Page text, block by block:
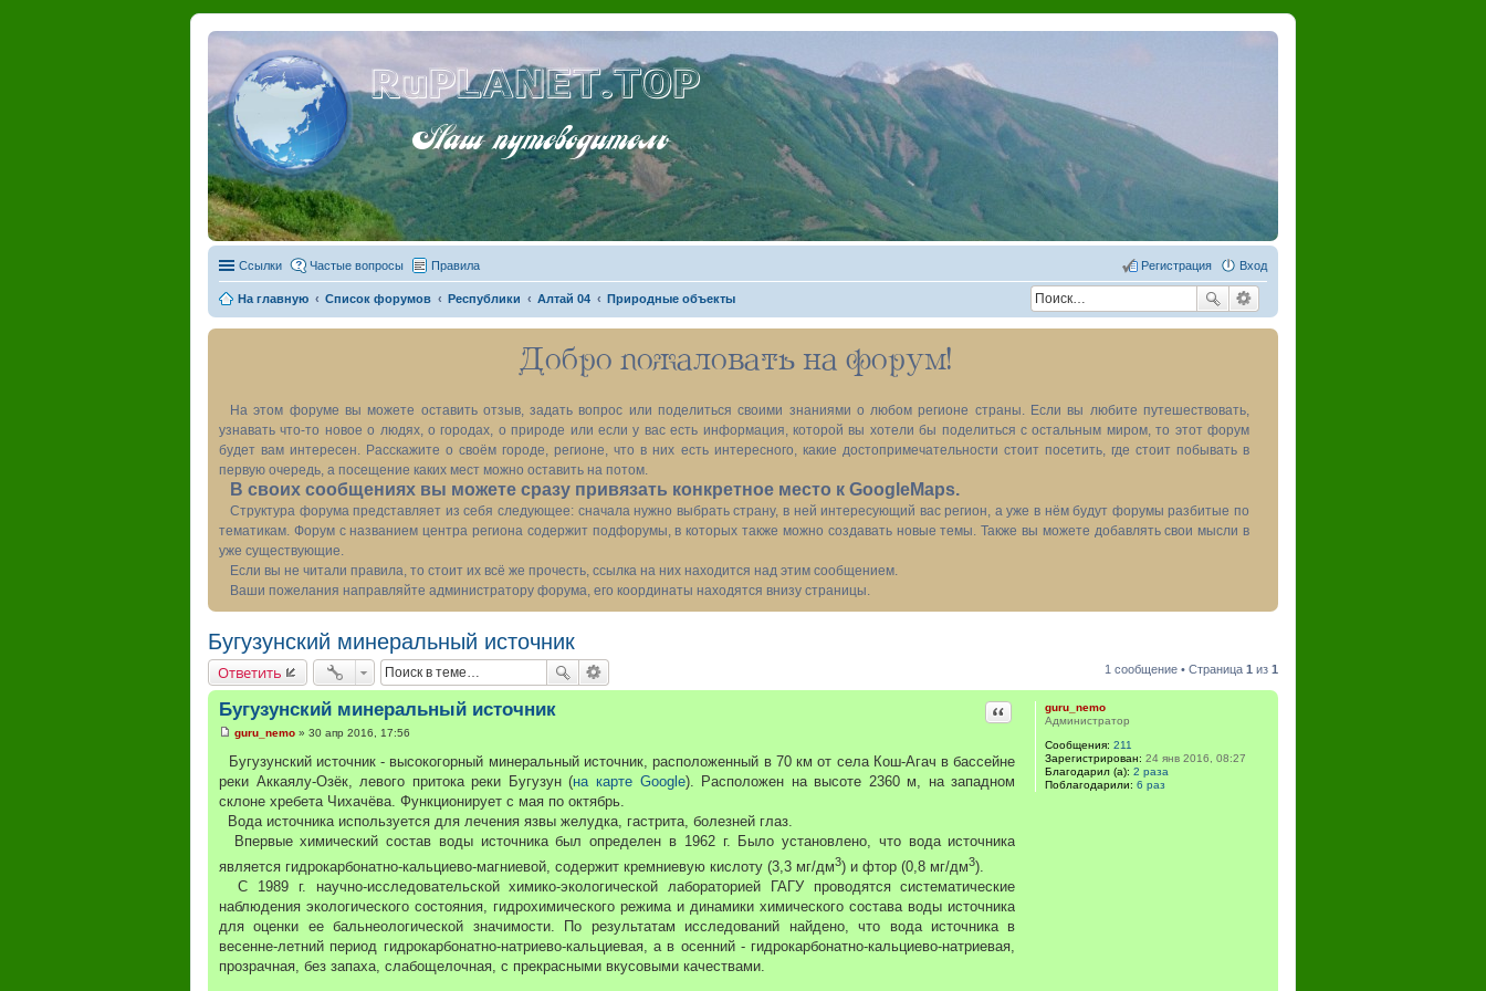
RuPLANET.TOP
Наш путеводитель
Ссылки Частые вопросы Правила Вход
Регистрация
На главную Список форумов Республики Алтай 04 Природные объекты
Добро пожаловать на форум!
На этом форуме вы можете оставить отзыв, задать вопрос или поделиться своими знаниями о любом регионе страны. Если вы любите путешествовать,
узнавать что-то новое о людях, о городах, о природе или если у вас есть информация, которой вы хотели бы поделиться с остальным миром, то этот форум
будет вам интересен. Расскажите о своём городе, регионе, что в них есть интересного, какие достопримечательности стоит посетить, где стоит побывать в
первую очередь, а посещение каких мест можно оставить на потом.
В своих сообщениях вы можете сразу привязать конкретное место к GoogleMaps.
Структура форума представляет из себя следующее: сначала нужно выбрать страну, в ней интересующий вас регион, а уже в нём будут форумы разбитые по
тематикам. Форум с названием центра региона содержит подфорумы, в которых также можно создавать новые темы. Также вы можете добавлять свои мысли в
уже существующие.
Если вы не читали правила, то стоит их всё же прочесть, ссылка на них находится над этим сообщением.
Ваши пожелания направляйте администратору форума, его координаты находятся внизу страницы.
Бугузунский минеральный источник
Ответить 1 сообщение • Страница 1 из 1
guru_nemo
Администратор
Сообщения: 211
Зарегистрирован: 24 янв 2016, 08:27
Благодарил (а): 2 раза
Поблагодарили: 6 раз
Бугузунский минеральный источник Цитата
С
о
о
б
е
н
и
е
guru_nemo » 30 апр 2016, 17:56
Бугузунский источник - высокогорный минеральный источник, расположенный в 70 км от села Кош-Агач в бассейне
реки Аккаялу-Озёк, левого притока реки Бугузун (на карте Google). Расположен на высоте 2360 м, на западном
склоне хребета Чихачёва. Функционирует с мая по октябрь.
Вода источника используется для лечения язвы желудка, гастрита, болезней глаз.
Впервые химический состав воды источника был определен в 1962 г. Было установлено, что вода источника
является гидрокарбонатно-кальциево-магниевой, содержит кремниевую кислоту (3,3 мг/дм3) и фтор (0,8 мг/дм3).
С 1989 г. научно-исследовательской химико-экологической лабораторией ГАГУ проводятся систематические
наблюдения экологического состояния, гидрохимического режима и динамики химического состава воды источника
для оценки ее бальнеологической значимости. По результатам исследований найдено, что вода источника в
весенне-летний период гидрокарбонатно-натриево-кальциевая, а в осенний - гидрокарбонатно-кальциево-натриевая,
прозрачная, без запаха, слабощелочная, с прекрасными вкусовыми качествами.